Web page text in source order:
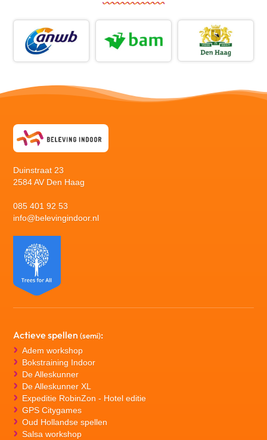
Duinstraat 23
2584 AV Den Haag
085 401 92 53
info@belevingindoor.nl
Actieve spellen (semi):
Adem workshop
Bokstraining Indoor
De Alleskunner
De Alleskunner XL
Expeditie RobinZon - Hotel editie
GPS Citygames
Oud Hollandse spellen
Salsa workshop